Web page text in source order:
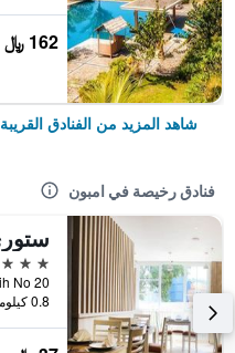
162 ﷼
شاهد المزيد من الفنادق القريبة
فنادق رخيصة في امبون
3 نجوم
0.8 كيلومتر عن وسط المدينة